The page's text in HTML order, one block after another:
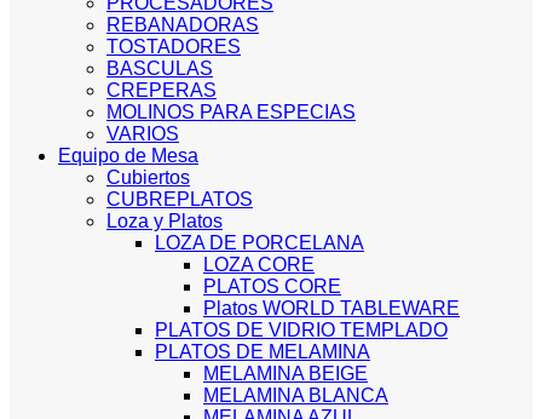
REBANADORAS
TOSTADORES
BASCULAS
CREPERAS
MOLINOS PARA ESPECIAS
VARIOS
Equipo de Mesa
Cubiertos
CUBREPLATOS
Loza y Platos
LOZA DE PORCELANA
LOZA CORE
PLATOS CORE
Platos WORLD TABLEWARE
PLATOS DE VIDRIO TEMPLADO
PLATOS DE MELAMINA
MELAMINA BEIGE
MELAMINA BLANCA